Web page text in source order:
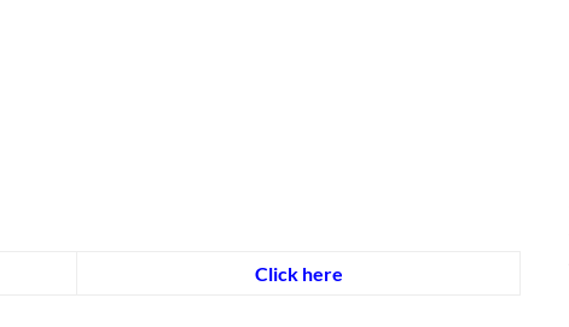
Click here